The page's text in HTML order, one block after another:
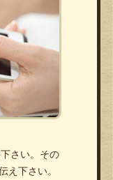
さい。その
え下さい。